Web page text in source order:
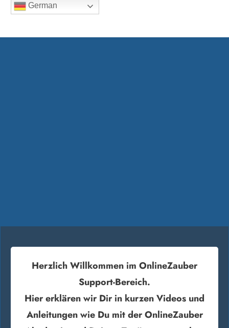
German
Herzlich Willkommen im OnlineZauber
Support-Bereich.
Hier erklären wir Dir in kurzen Videos und
Anleitungen wie Du mit der OnlineZauber